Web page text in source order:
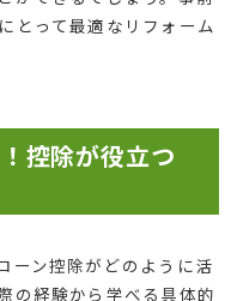
とって最適なリフォーム
控除が役立つ
ーン控除がどのように活
の経験から学べる具体的